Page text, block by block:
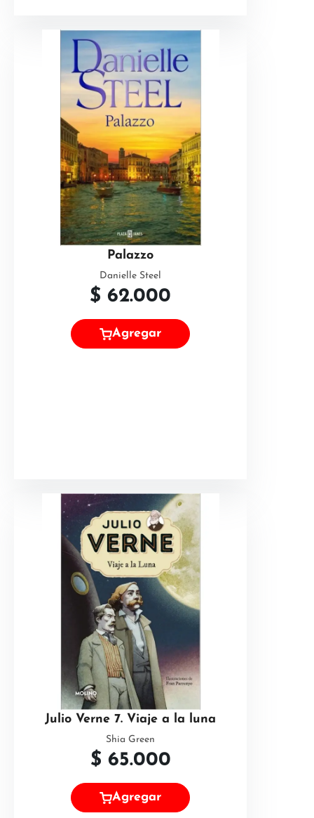
Palazzo
Danielle Steel
$ 62.000
Agregar
Julio Verne 7. Viaje a la luna
Shia Green
$ 65.000
Agregar